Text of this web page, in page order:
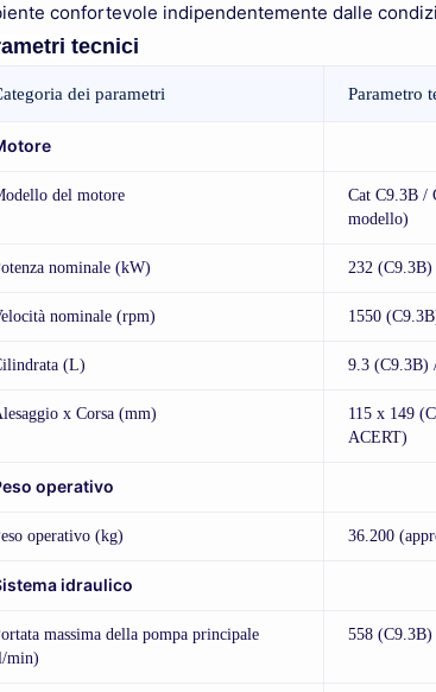
confortevole indipendentemente dalle
tecnici
dei parametri Parametro
del motore
Cat C9.3B /
modello)
nominale (kW) 232
nominale (rpm) 1550
(L) 9.3 (C9.3B)
x Corsa (mm)
115 x 149
ACERT)
operativo
operativo (kg) 36.200
idraulico
massima della pompa principale
min)
558